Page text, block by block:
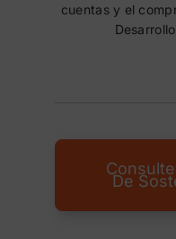
cuentas y el
De